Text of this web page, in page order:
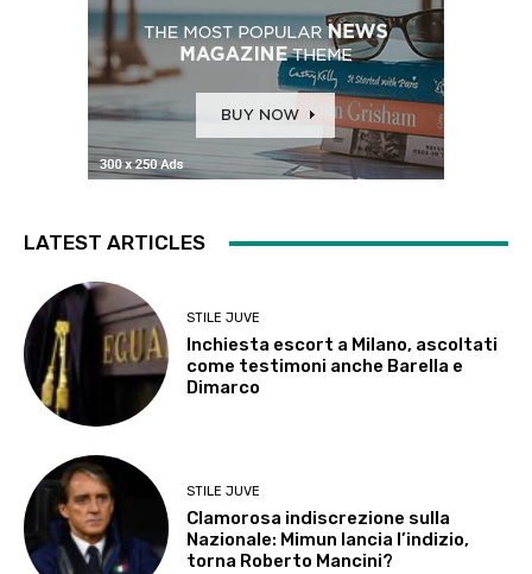
LATEST ARTICLES
STILE JUVE
Inchiesta escort a Milano, ascoltati
come testimoni anche Barella e
Dimarco
STILE JUVE
Clamorosa indiscrezione sulla
Nazionale: Mimun lancia l’indizio,
torna Roberto Mancini?